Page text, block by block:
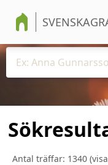
Antal träffar: 1340